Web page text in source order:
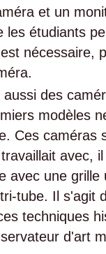
et un
les étudiants
nécessaire,
aussi des
modèles
Ces caméras
avec,
avec une
tube. Il s'agit
techniques
d'art